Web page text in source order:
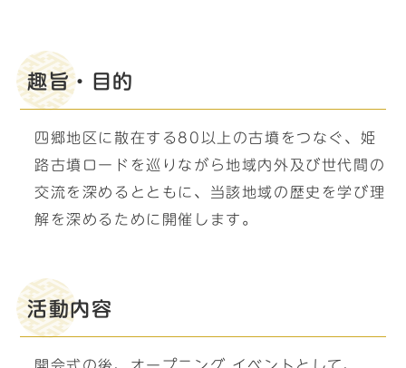
趣旨・目的
四郷地区に散在する80以上の古墳をつなぐ、姫
路古墳ロードを巡りながら地域内外及び世代間の
交流を深めるとともに、当該地域の歴史を学び理
解を深めるために開催します。
活動内容